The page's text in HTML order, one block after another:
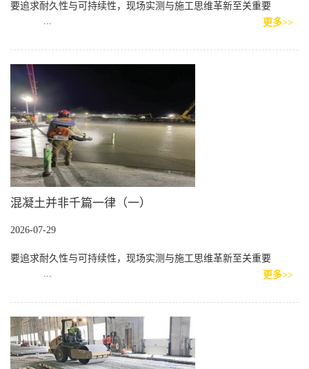
要追求耐久性与可持续性，现场实测与施工思维革新至关重要
...
更多>>
混凝土并非千篇一律（一）
2026-07-29
要追求耐久性与可持续性，现场实测与施工思维革新至关重要
...
更多>>